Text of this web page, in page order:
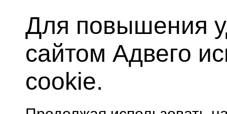
Для повышения
сайтом Адвего
cookie.